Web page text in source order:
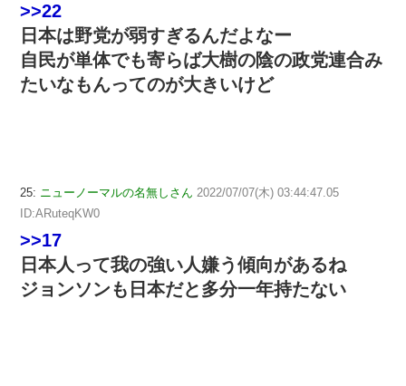
>>22
日本は野党が弱すぎるんだよなー
自民が単体でも寄らば大樹の陰の政党連合み
たいなもんってのが大きいけど
25: ニューノーマルの名無しさん 2022/07/07(木) 03:44:47.05
ID:ARuteqKW0
>>17
日本人って我の強い人嫌う傾向があるね
ジョンソンも日本だと多分一年持たない